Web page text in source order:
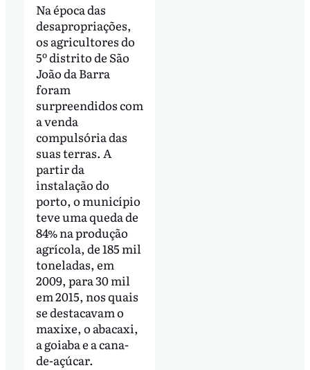
Na época das
desapropriações,
os agricultores do
5º distrito de São
João da Barra
foram
surpreendidos com
a venda
compulsória das
suas terras. A
partir da
instalação do
porto, o município
teve uma queda de
84% na produção
agrícola, de 185 mil
toneladas, em
2009, para 30 mil
em 2015, nos quais
se destacavam o
maxixe, o abacaxi,
a goiaba e a cana-
de-açúcar.